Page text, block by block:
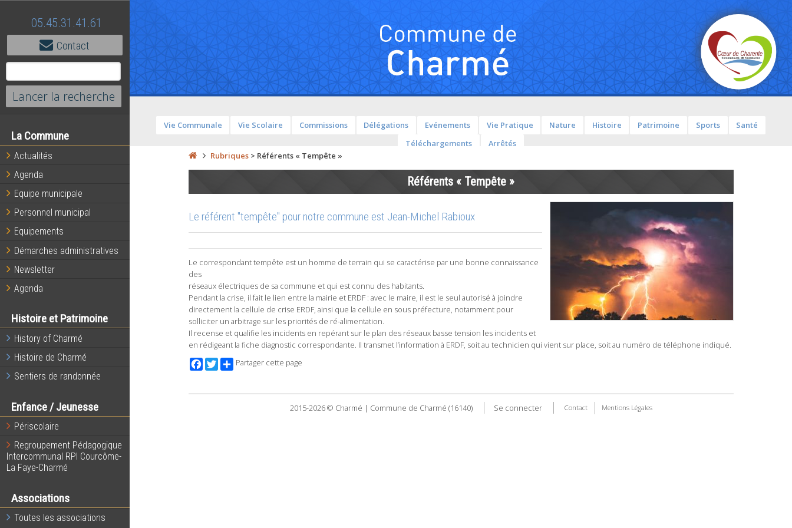
05.45.31.41.61
Contact
La Commune
Actualités
Agenda
Equipe municipale
Personnel municipal
Equipements
Démarches administratives
Newsletter
Agenda
Histoire et Patrimoine
History of Charmé
Histoire de Charmé
Sentiers de randonnée
Enfance / Jeunesse
Périscolaire
Regroupement Pédagogique
Intercommunal RPI Courcôme-
La Faye-Charmé
Associations
Toutes les associations
Vie Communale Vie Scolaire Commissions Délégations Evénements Vie Pratique Nature Histoire Patrimoine Sports
Santé
Téléchargements
Arrêtés
Rubriques> Référents « Tempête »
Référents « Tempête »
Le référent "tempête" pour notre commune est Jean-Michel Rabioux
Le correspondant tempête est un homme de terrain qui se caractérise par une bonne connaissance
des
réseaux électriques de sa commune et qui est connu des habitants.
Pendant la crise, il fait le lien entre la mairie et ERDF : avec le maire, il est le seul autorisé à joindre
directement la cellule de crise ERDF, ainsi que la cellule en sous préfecture, notamment pour
solliciter un arbitrage sur les priorités de ré-alimentation.
Il recense et qualifie les incidents en repérant sur le plan des réseaux basse tension les incidents et
en rédigeant la fiche diagnostic correspondante. Il transmet l’information à ERDF, soit au technicien qui vient sur place, soit au numéro de téléphone indiqué.
FacebookTwitterPartager cette page
2015-2026 © Charmé | Commune de Charmé (16140) Se connecter Contact Mentions Légales